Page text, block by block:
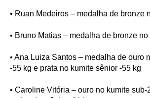
• Ruan Medeiros – medalha de bronze
• Bruno Matias – medalha de bronze
• Ana Luiza Santos – medalha de ouro
-55 kg e prata no kumite sênior -55 kg
• Caroline Vitória – ouro no kumite sub-